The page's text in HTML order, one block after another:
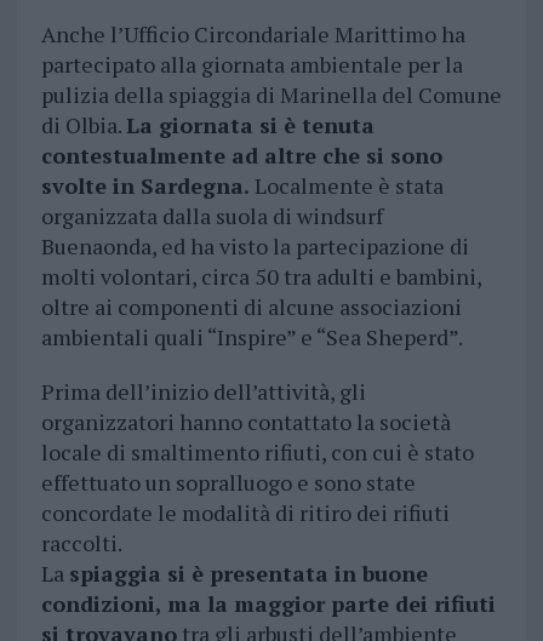
Anche l’Ufficio Circondariale Marittimo ha
partecipato alla giornata ambientale per la
pulizia della spiaggia di Marinella del Comune
di Olbia.La giornata si è tenuta
contestualmente ad altre che si sono
svolte in Sardegna. Localmente è stata
organizzata dalla suola di windsurf
Buenaonda, ed ha visto la partecipazione di
molti volontari, circa 50 tra adulti e bambini,
oltre ai componenti di alcune associazioni
ambientali quali “Inspire” e “Sea Sheperd”.
Prima dell’inizio dell’attività, gli
organizzatori hanno contattato la società
locale di smaltimento rifiuti, con cui è stato
effettuato un sopralluogo e sono state
concordate le modalità di ritiro dei rifiuti
raccolti.
La spiaggia si è presentata in buone
condizioni, ma la maggior parte dei rifiuti
si trovavanotra gli arbusti dell’ambiente